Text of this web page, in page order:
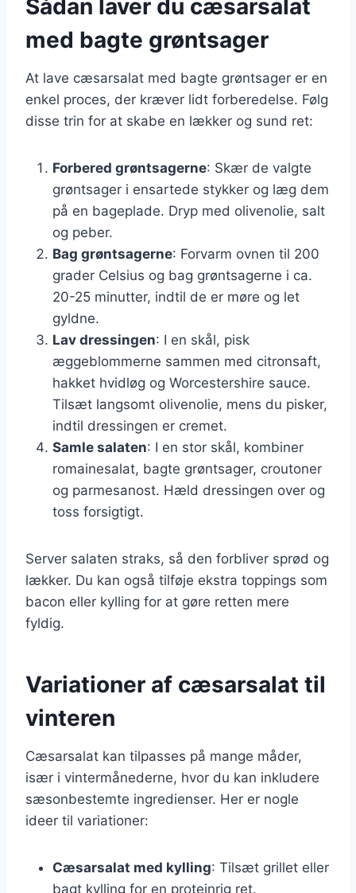
Sådan laver du cæsarsalat
med bagte grøntsager
At lave cæsarsalat med bagte grøntsager er en
enkel proces, der kræver lidt forberedelse. Følg
disse trin for at skabe en lækker og sund ret:
Forbered grøntsagerne: Skær de valgte
grøntsager i ensartede stykker og læg dem
på en bageplade. Dryp med olivenolie, salt
og peber.
Bag grøntsagerne: Forvarm ovnen til 200
grader Celsius og bag grøntsagerne i ca.
20-25 minutter, indtil de er møre og let
gyldne.
Lav dressingen: I en skål, pisk
æggeblommerne sammen med citronsaft,
hakket hvidløg og Worcestershire sauce.
Tilsæt langsomt olivenolie, mens du pisker,
indtil dressingen er cremet.
Samle salaten: I en stor skål, kombiner
romainesalat, bagte grøntsager, croutoner
og parmesanost. Hæld dressingen over og
toss forsigtigt.
Server salaten straks, så den forbliver sprød og
lækker. Du kan også tilføje ekstra toppings som
bacon eller kylling for at gøre retten mere
fyldig.
Variationer af cæsarsalat til
vinteren
Cæsarsalat kan tilpasses på mange måder,
især i vintermånederne, hvor du kan inkludere
sæsonbestemte ingredienser. Her er nogle
ideer til variationer:
Cæsarsalat med kylling: Tilsæt grillet eller
bagt kylling for en proteinrig ret.